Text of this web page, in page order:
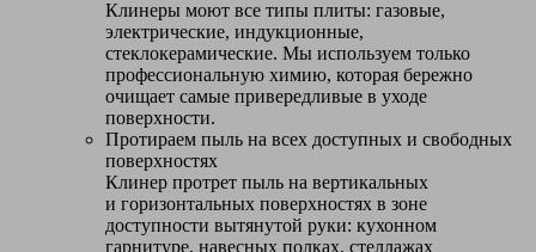
Клинеры моют все типы плиты: газовые,
электрические, индукционные,
стеклокерамические. Мы используем только
профессиональную химию, которая бережно
очищает самые привередливые в уходе
поверхности.
Протираем пыль на всех доступных и свободных
поверхностях
Клинер протрет пыль на вертикальных
и горизонтальных поверхностях в зоне
доступности вытянутой руки: кухонном
гарнитуре, навесных полках, стеллажах